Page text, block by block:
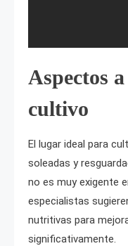
Aspectos
cultivo
El lugar ideal para
soleadas y
no es muy exigente
especialistas
nutritivas para
significativamente.